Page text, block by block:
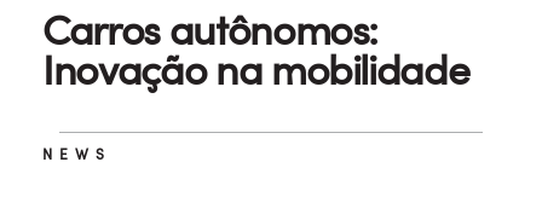
Carros autônomos:
Inovação na mobilidade
NEWS